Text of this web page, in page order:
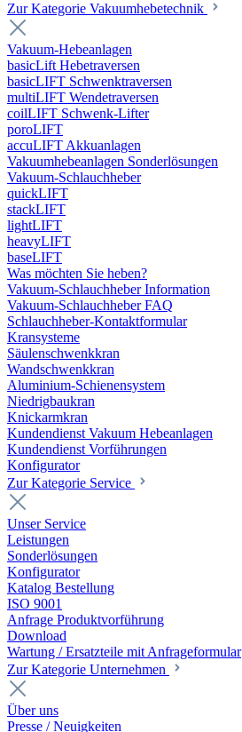
Zur Kategorie Vakuumhebetechnik
Vakuum-Hebeanlagen
basicLift Hebetraversen
basicLIFT Schwenktraversen
multiLIFT Wendetraversen
coilLIFT Schwenk-Lifter
poroLIFT
accuLIFT Akkuanlagen
Vakuumhebeanlagen Sonderlösungen
Vakuum-Schlauchheber
quickLIFT
stackLIFT
lightLIFT
heavyLIFT
baseLIFT
Was möchten Sie heben?
Vakuum-Schlauchheber Information
Vakuum-Schlauchheber FAQ
Schlauchheber-Kontaktformular
Kransysteme
Säulenschwenkkran
Wandschwenkkran
Aluminium-Schienensystem
Niedrigbaukran
Knickarmkran
Kundendienst Vakuum Hebeanlagen
Kundendienst Vorführungen
Konfigurator
Zur Kategorie Service
Unser Service
Leistungen
Sonderlösungen
Konfigurator
Katalog Bestellung
ISO 9001
Anfrage Produktvorführung
Download
Wartung / Ersatzteile mit Anfrageformular
Zur Kategorie Unternehmen
Über uns
Presse / Neuigkeiten